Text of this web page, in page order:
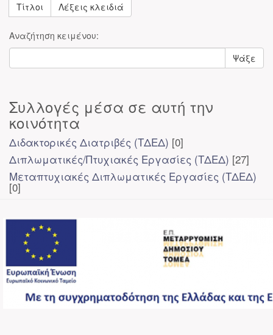
Τίτλοι
Λέξεις κλειδιά
Αναζήτηση κειμένου:
Ψάξε
Συλλογές μέσα σε αυτή την
κοινότητα
Διδακτορικές Διατριβές (ΤΔΕΔ) [0]
Διπλωματικές/Πτυχιακές Εργασίες (ΤΔΕΔ) [27]
Μεταπτυχιακές Διπλωματικές Εργασίες (ΤΔΕΔ)
[0]